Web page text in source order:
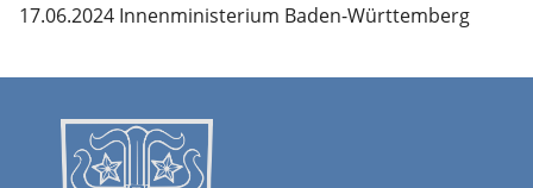
17.06.2024 Innenministerium Baden-Württemberg